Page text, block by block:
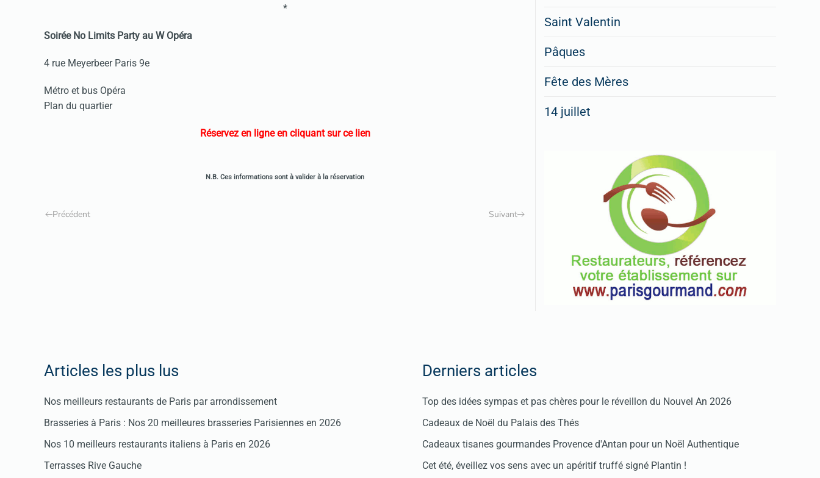
*
Soirée No Limits Party au W Opéra
4 rue Meyerbeer Paris 9e
Métro et bus Opéra
Plan du quartier
Réservez en ligne en cliquant sur ce lien
N.B. Ces informations sont à valider à la réservation
Précédent Suivant
Saint Valentin
Pâques
Fête des Mères
14 juillet
Articles les plus lus
Nos meilleurs restaurants de Paris par arrondissement
Brasseries à Paris : Nos 20 meilleures brasseries Parisiennes en 2026
Nos 10 meilleurs restaurants italiens à Paris en 2026
Terrasses Rive Gauche
Derniers articles
Top des idées sympas et pas chères pour le réveillon du Nouvel An 2026
Cadeaux de Noël du Palais des Thés
Cadeaux tisanes gourmandes Provence d'Antan pour un Noël Authentique
Cet été, éveillez vos sens avec un apéritif truffé signé Plantin !